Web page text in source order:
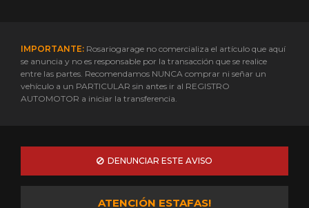
IMPORTANTE: Rosariogarage no comercializa el artículo que aquí
se anuncia y no es responsable por la transacción que se realice
entre las partes. Recomendamos NUNCA comprar ni señar un
vehículo a un PARTICULAR sin antes ir al REGISTRO
AUTOMOTOR a iniciar la transferencia.
DENUNCIAR ESTE AVISO
ATENCIÓN ESTAFAS!